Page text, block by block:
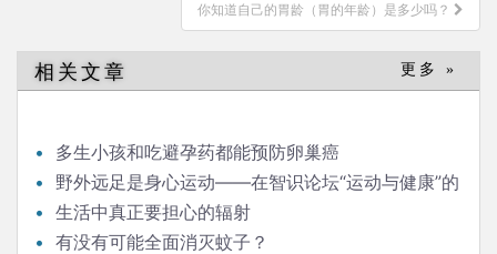
你知道自己的胃龄（胃的年龄）是多少吗？
相关文章 更多 »
多生小孩和吃避孕药都能预防卵巢癌
野外远足是身心运动——在智识论坛“运动与健康”的
发言生活中真正要担心的辐射
有没有可能全面消灭蚊子？